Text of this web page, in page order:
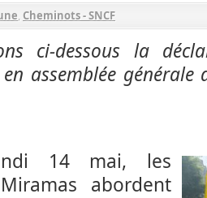
, Cheminots - SNCF
ci-dessous la
assemblée
14 mai, les
abordent